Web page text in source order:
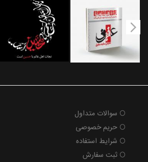
سوالات متداول
حریم خصوصی
شرایط استفاده
ثبت سفارش